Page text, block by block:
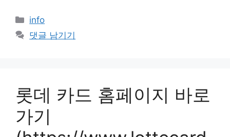
카
테
고
info
댓글 남기기
롯데 카드 홈페이지 바로
가기